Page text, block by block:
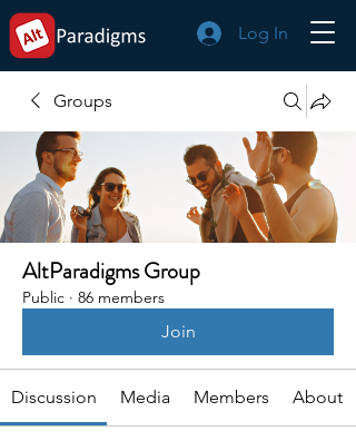
Log In
Groups
AltParadigms Group
Public · 86 members
Join
Discussion Media Members About